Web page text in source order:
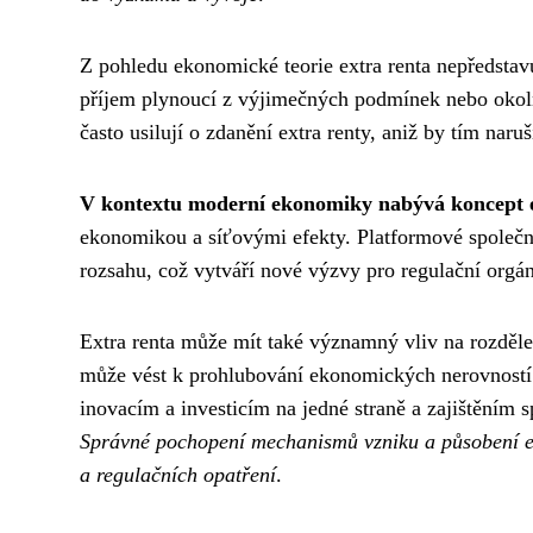
Z pohledu ekonomické teorie extra renta
příjem plynoucí z výjimečných podmínek nebo
často usilují o zdanění extra renty, aniž by tím
V kontextu moderní ekonomiky nabývá
ekonomikou a síťovými efekty. Platformové
rozsahu, což vytváří nové výzvy pro regulační
Extra renta může mít také významný vliv na
může vést k prohlubování ekonomických
inovacím a investicím na jedné straně a zajištěním
Správné pochopení mechanismů vzniku a
a regulačních opatření.